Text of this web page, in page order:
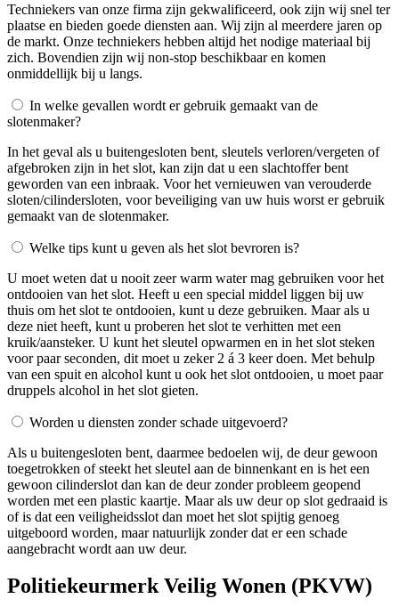
Techniekers van onze firma zijn gekwalificeerd, ook zijn wij snel ter
plaatse en bieden goede diensten aan. Wij zijn al meerdere jaren op
de markt. Onze techniekers hebben altijd het nodige materiaal bij
zich. Bovendien zijn wij non-stop beschikbaar en komen
onmiddellijk bij u langs.
In welke gevallen wordt er gebruik gemaakt van de
slotenmaker?
In het geval als u buitengesloten bent, sleutels verloren/vergeten of
afgebroken zijn in het slot, kan zijn dat u een slachtoffer bent
geworden van een inbraak. Voor het vernieuwen van verouderde
sloten/cilindersloten, voor beveiliging van uw huis worst er gebruik
gemaakt van de slotenmaker.
Welke tips kunt u geven als het slot bevroren is?
U moet weten dat u nooit zeer warm water mag gebruiken voor het
ontdooien van het slot. Heeft u een special middel liggen bij uw
thuis om het slot te ontdooien, kunt u deze gebruiken. Maar als u
deze niet heeft, kunt u proberen het slot te verhitten met een
kruik/aansteker. U kunt het sleutel opwarmen en in het slot steken
voor paar seconden, dit moet u zeker 2 á 3 keer doen. Met behulp
van een spuit en alcohol kunt u ook het slot ontdooien, u moet paar
druppels alcohol in het slot gieten.
Worden u diensten zonder schade uitgevoerd?
Als u buitengesloten bent, daarmee bedoelen wij, de deur gewoon
toegetrokken of steekt het sleutel aan de binnenkant en is het een
gewoon cilinderslot dan kan de deur zonder probleem geopend
worden met een plastic kaartje. Maar als uw deur op slot gedraaid is
of is dat een veiligheidsslot dan moet het slot spijtig genoeg
uitgeboord worden, maar natuurlijk zonder dat er een schade
aangebracht wordt aan uw deur.
Politiekeurmerk Veilig Wonen (PKVW)